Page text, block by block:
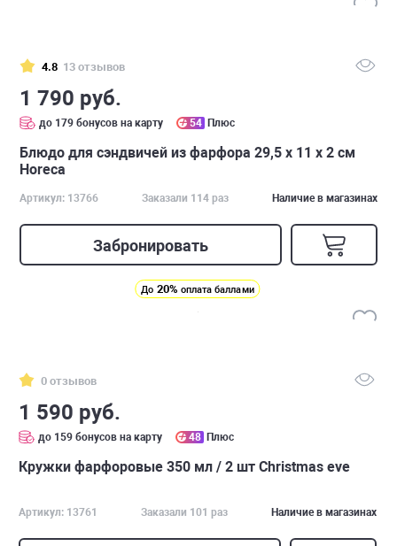
4.8 13 отзывов
1 790 руб.
до 179 бонусов на карту 54 Плюс
Блюдо для сэндвичей из фарфора 29,5 х 11 х 2 см
Horeca
Артикул: 13766 Заказали 114 раз Наличие в магазинах
Забронировать
До 20% оплата баллами
0 отзывов
1 590 руб.
до 159 бонусов на карту 48 Плюс
Кружки фарфоровые 350 мл / 2 шт Christmas eve
Артикул: 13761 Заказали 101 раз Наличие в магазинах